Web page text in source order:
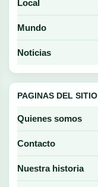
Local
Mundo
Noticias
PAGINAS DEL SITIO
Quienes somos
Contacto
Nuestra historia